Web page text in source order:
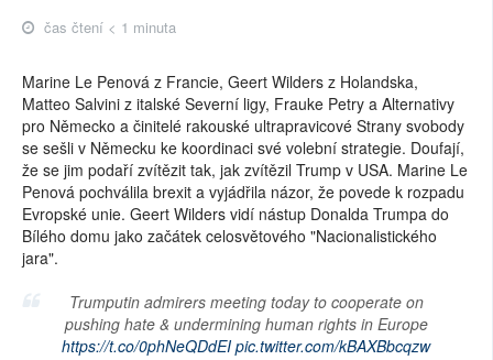
čas čtení < 1 minuta
Marine Le Penová z Francie, Geert Wilders z Holandska,
Matteo Salvini z italské Severní ligy, Frauke Petry a Alternativy
pro Německo a činitelé rakouské ultrapravicové Strany svobody
se sešli v Německu ke koordinaci své volební strategie. Doufají,
že se jim podaří zvítězit tak, jak zvítězil Trump v USA. Marine Le
Penová pochválila brexit a vyjádřila názor, že povede k rozpadu
Evropské unie. Geert Wilders vidí nástup Donalda Trumpa do
Bílého domu jako začátek celosvětového "Nacionalistického
jara".
Trumputin admirers meeting today to cooperate on
pushing hate & undermining human rights in Europe
https://t.co/0phNeQDdEI pic.twitter.com/kBAXBbcqzw